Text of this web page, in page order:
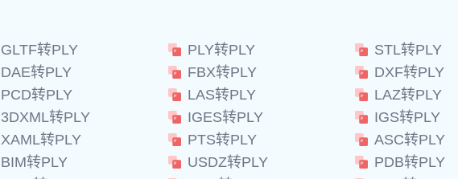
GLTF转PLY PLY转PLY STL转PLY
DAE转PLY FBX转PLY DXF转PLY
PCD转PLY LAS转PLY LAZ转PLY
3DXML转PLY IGES转PLY IGS转PLY
XAML转PLY PTS转PLY ASC转PLY
BIM转PLY USDZ转PLY PDB转PLY